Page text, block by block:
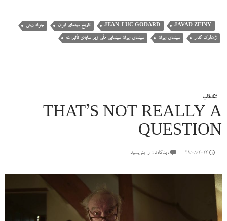
JAVAD ZEINY
JEAN-LUC GODARD تاریخ سینمای ایران جواد زینی
ژان‌لوک گدار سینمای ایران سینمای ایران سینمایی ملّی زیر سایه‌ی تأثیرات
تک‌قاب
THAT’S NOT REALLY A
QUESTION
21/08/2023 دیدگاه‌تان را بنویسید: